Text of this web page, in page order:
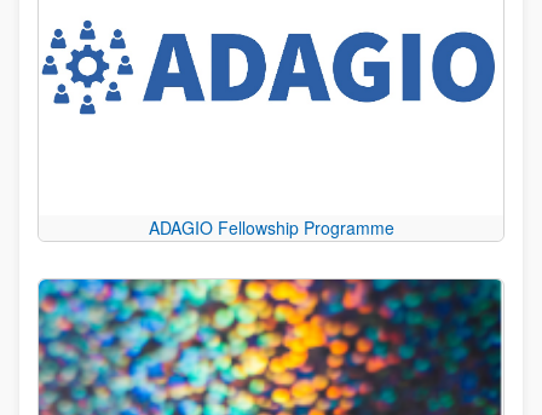
ADAGIO Fellowship Programme